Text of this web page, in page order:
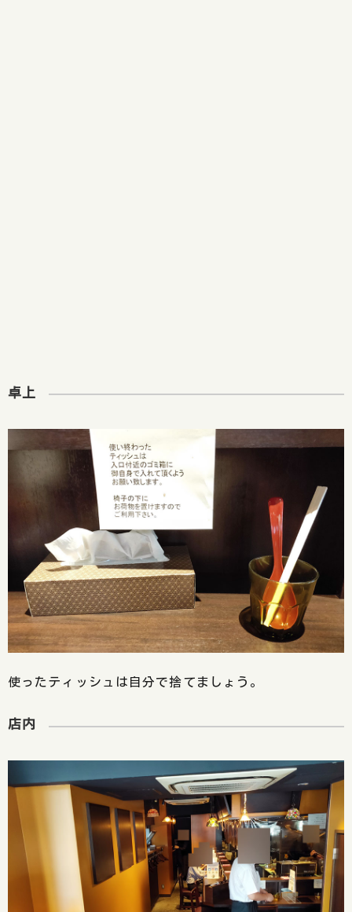
卓上
使ったティッシュは自分で捨てましょう。
店内